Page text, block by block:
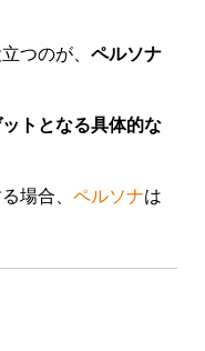
つのが、 ペルソナ
ットとなる具体的な
場合、 ペルソナは